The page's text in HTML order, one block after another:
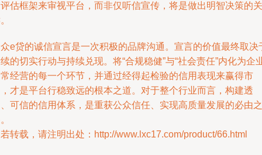
估框架来审视平台，而非仅听信宣传，将是做出明智决策的关
e贷的诚信宣言是一次积极的品牌沟通。宣言的价值最终取决
的切实行动与持续兑现。将“合规稳健”与“社会责任”内化为企
经营的每一个环节，并通过经得起检验的信用表现来赢得市
才是平台行稳致远的根本之道。对于整个行业而言，构建透
可信的信用体系，是重获公众信任、实现高质量发展的必由之
转载，请注明出处：http://www.lxc17.com/product/66.html